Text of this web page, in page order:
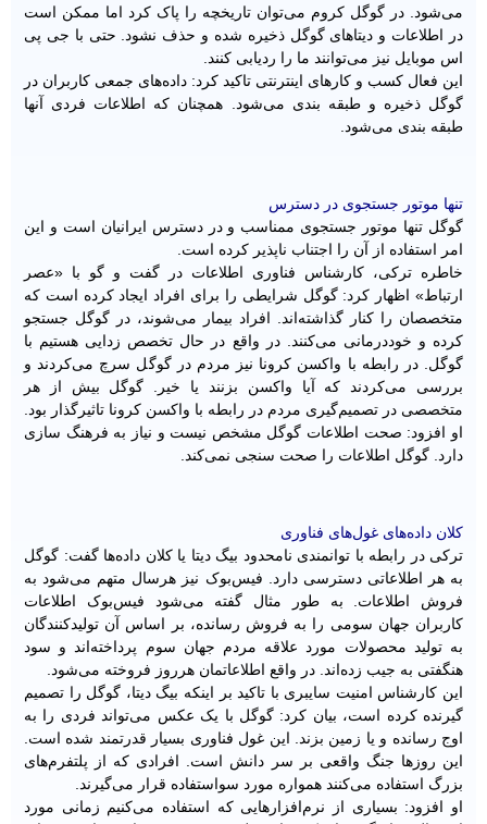
می‌شود. در گوگل کروم می‌توان تاریخچه را پاک کرد اما ممکن است
در اطلاعات و دیتاهای گوگل ذخیره شده و حذف نشود. حتی با جی پی
اس موبایل نیز می‌توانند ما را ردیابی کنند.
این فعال کسب و کارهای اینترنتی تاکید کرد: داده‌های جمعی کاربران در
گوگل ذخیره و طبقه بندی می‌شود. همچنان که اطلاعات فردی آنها
طبقه بندی می‌شود.
تنها موتور جستجوی در دسترس
گوگل تنها موتور جستجوی ممناسب و در دسترس ایرانیان است و این
امر استفاده از آن را اجتناب ناپذیر کرده است.
خاطره ترکی، کارشناس فناوری اطلاعات در گفت و گو با «عصر
ارتباط» اظهار کرد: گوگل شرایطی را برای افراد ایجاد کرده است که
متخصصان را کنار گذاشته‌اند. افراد بیمار می‌شوند، در گوگل جستجو
کرده و خوددرمانی می‌کنند. در واقع در حال تخصص زدایی هستیم با
گوگل. در رابطه با واکسن کرونا نیز مردم در گوگل سرچ می‌کردند و
بررسی می‌کردند که آیا واکسن بزنند یا خیر. گوگل بیش از هر
متخصصی در تصمیم‌گیری مردم در رابطه با واکسن کرونا تاثیرگذار بود.
او افزود: صحت اطلاعات گوگل مشخص نیست و نیاز به فرهنگ سازی
دارد. گوگل اطلاعات را صحت سنجی نمی‌کند.
کلان داده‌های غول‌های فناوری
ترکی در رابطه با توانمندی نامحدود بیگ دیتا یا کلان داده‌ها گفت: گوگل
به هر اطلاعاتی دسترسی دارد. فیس‌بوک نیز هرسال متهم می‌شود به
فروش اطلاعات. به طور مثال گفته می‌شود فیس‌بوک اطلاعات
کاربران جهان سومی ‌را به فروش رسانده، بر اساس آن تولیدکنندگان
به تولید محصولات مورد علاقه مردم جهان سوم پرداخته‌اند و سود
هنگفتی به جیب زده‌اند. در واقع اطلاعاتمان هرروز فروخته می‌شود.
این کارشناس امنیت سایبری با تاکید بر اینکه بیگ دیتا، گوگل را تصمیم
گیرنده کرده است، بیان کرد: گوگل با یک عکس می‌تواند فردی را به
اوج رسانده و یا زمین بزند. این غول فناوری بسیار قدرتمند شده است.
این روزها جنگ واقعی بر سر دانش است. افرادی که از پلتفرم‌های
بزرگ استفاده می‌کنند همواره مورد سواستفاده قرار می‌گیرند.
او افزود: بسیاری از نرم‌افزارهایی که استفاده می‌کنیم زمانی مورد